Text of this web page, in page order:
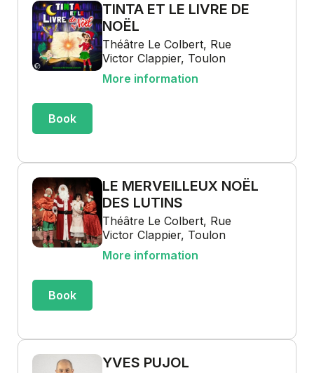
TINTA ET LE LIVRE DE
NOËL
Théâtre Le Colbert, Rue
Victor Clappier, Toulon
More information
Book
LE MERVEILLEUX NOËL
DES LUTINS
Théâtre Le Colbert, Rue
Victor Clappier, Toulon
More information
Book
YVES PUJOL